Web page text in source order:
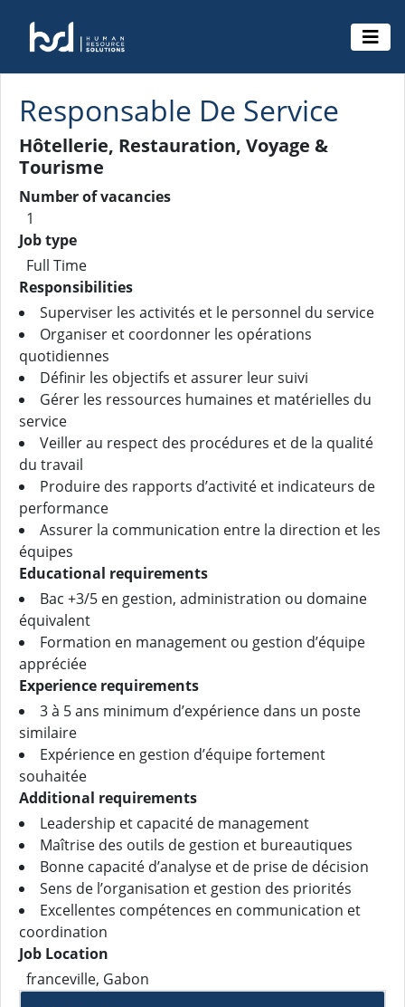
Responsable De Service
Hôtellerie, Restauration, Voyage &
Tourisme
Number of vacancies
1
Job type
Full Time
Responsibilities
Superviser les activités et le personnel du service
Organiser et coordonner les opérations
quotidiennes
Définir les objectifs et assurer leur suivi
Gérer les ressources humaines et matérielles du
service
Veiller au respect des procédures et de la qualité
du travail
Produire des rapports d’activité et indicateurs de
performance
Assurer la communication entre la direction et les
équipes
Educational requirements
Bac +3/5 en gestion, administration ou domaine
équivalent
Formation en management ou gestion d’équipe
appréciée
Experience requirements
3 à 5 ans minimum d’expérience dans un poste
similaire
Expérience en gestion d’équipe fortement
souhaitée
Additional requirements
Leadership et capacité de management
Maîtrise des outils de gestion et bureautiques
Bonne capacité d’analyse et de prise de décision
Sens de l’organisation et gestion des priorités
Excellentes compétences en communication et
coordination
Job Location
franceville, Gabon